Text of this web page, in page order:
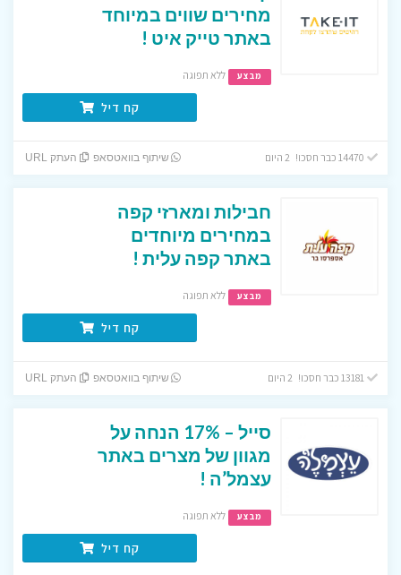
מחירים שווים במיוחד
באתר טייק איט !
מבצע ללא תפוגה
קח דיל
שיתוף בוואטסאפ העתק URL
חבילות ומארזי קפה
במחירים מיוחדים
באתר קפה עלית !
מבצע ללא תפוגה
קח דיל
13181 כבר חסכו! 2 היום שיתוף בוואטסאפ העתק URL
סייל – 17% הנחה על
מגוון של מצרים באתר
עצמל’ה !
מבצע ללא תפוגה
קח דיל